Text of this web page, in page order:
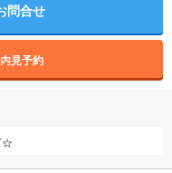
問合せ
見予約
☆